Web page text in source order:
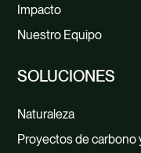
Impacto
Nuestro Equipo
SOLUCIONES
Naturaleza
Proyectos de